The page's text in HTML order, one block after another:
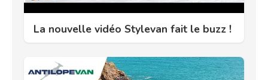
La nouvelle vidéo Stylevan fait le buzz !